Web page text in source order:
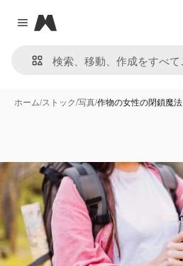
Close menu
Magnific
ホーム/ストック/写真/作物の女性の閉鎖魔法